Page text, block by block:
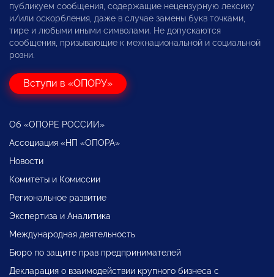
публикуем сообщения, содержащие нецензурную лексику
и/или оскорбления, даже в случае замены букв точками,
тире и любыми иными символами. Не допускаются
сообщения, призывающие к межнациональной и социальной
розни.
Вступи в «ОПОРУ»
Об «ОПОРЕ РОССИИ»
Ассоциация «НП «ОПОРА»
Новости
Комитеты и Комиссии
Региональное развитие
Экспертиза и Аналитика
Международная деятельность
Бюро по защите прав предпринимателей
Декларация о взаимодействии крупного бизнеса с